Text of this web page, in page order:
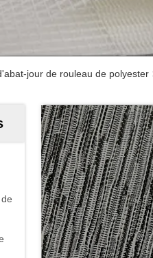
jour de rouleau de polyester